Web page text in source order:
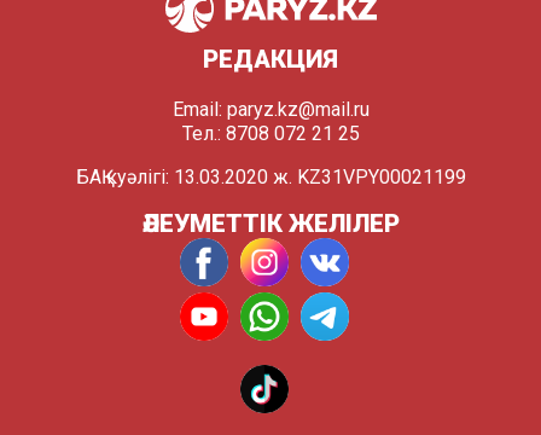
РЕДАКЦИЯ
Email: paryz.kz@mail.ru
Тел.: 8708 072 21 25
БАҚ куәлігі: 13.03.2020 ж. KZ31VPY00021199
ӘЛЕУМЕТТІК ЖЕЛІЛЕР